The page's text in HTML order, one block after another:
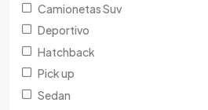
Buick
Camionetas Suv
Deportivo
Hatchback
Pick up
Sedan